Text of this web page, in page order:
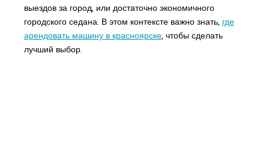
выездов за город, или достаточно экономичного
городского седана. В этом контексте важно знать, где
арендовать машину в красноярске, чтобы сделать
лучший выбор.